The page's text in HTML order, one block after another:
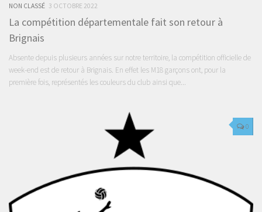
NON CLASSÉ 3 OCTOBRE 2022
La compétition départementale fait son retour à
Brignais
Absente depuis plusieurs années sur notre territoire, la compétition officielle de
week-end est de retour à Brignais. En effet les M18 garçons ont, pour la
première fois, représentés les couleurs du club ainsi que...
0